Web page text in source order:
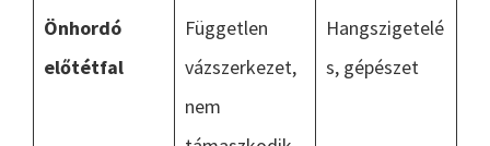
Önhordó
előtétfal
Független
vázszerkezet,
nem
Hangszigetelé
s, gépészet